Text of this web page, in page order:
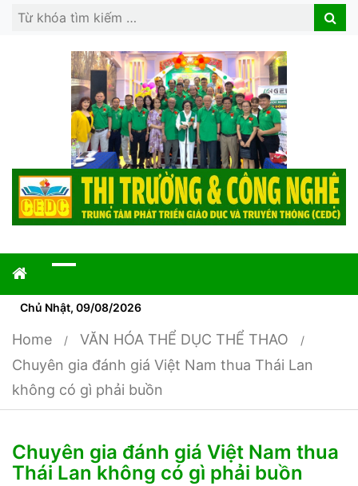
Search
Search
Chủ Nhật, 09/08/2026
Home
VĂN HÓA THỂ DỤC THỂ THAO
Chuyên gia đánh giá Việt Nam thua Thái Lan
không có gì phải buồn
Chuyên gia đánh giá Việt Nam thua
Thái Lan không có gì phải buồn